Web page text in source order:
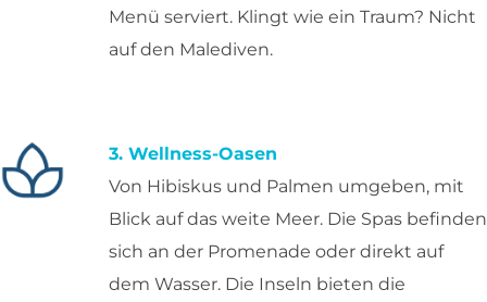
Menü serviert. Klingt wie ein Traum? Nicht
auf den Malediven.
3. Wellness-Oasen
Von Hibiskus und Palmen umgeben, mit
Blick auf das weite Meer. Die Spas befinden
sich an der Promenade oder direkt auf
dem Wasser. Die Inseln bieten die